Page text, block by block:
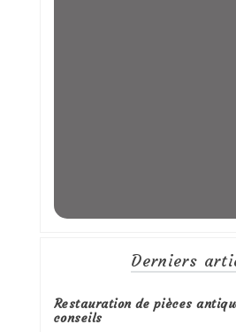
Derniers
Restauration de pièces
conseils